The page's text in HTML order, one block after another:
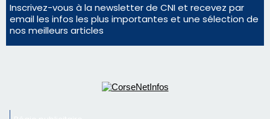
Inscrivez-vous à la newsletter de CNI et recevez par
email les infos les plus importantes et une sélection de
nos meilleurs articles